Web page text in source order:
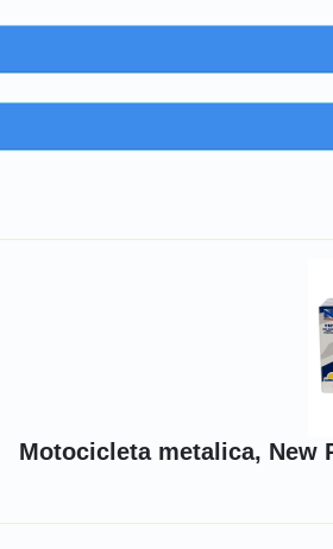
Motocicleta metalica, New